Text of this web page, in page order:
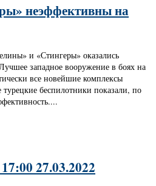
неэффективны на
и «Стингеры» оказались
западное вооружение в боях на
все новейшие комплексы
беспилотники показали, по
27.03.2022